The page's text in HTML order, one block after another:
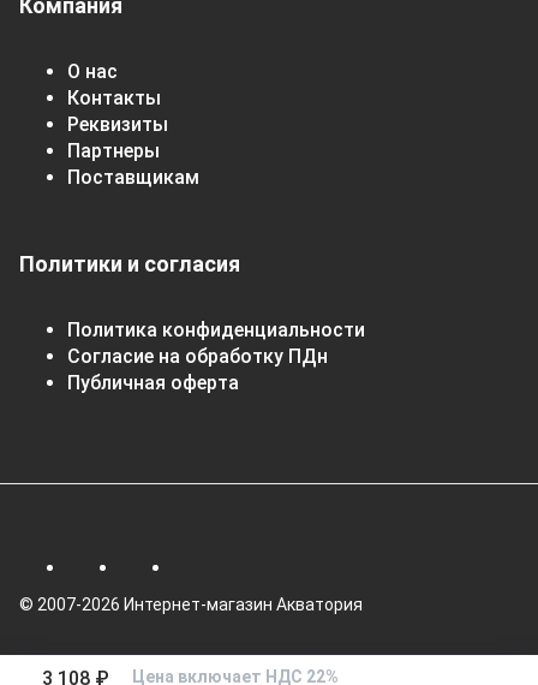
3 108 ₽ Цена включает НДС 22%
Компания
О нас
Контакты
Реквизиты
Партнеры
Поставщикам
Политики и согласия
Политика конфиденциальности
Согласие на обработку ПДн
Публичная оферта
© 2007-2026 Интернет-магазин Акватория